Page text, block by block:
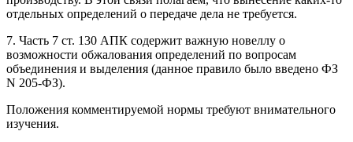
отдельных определений о передаче дела не требуется.
7. Часть 7 ст. 130 АПК содержит важную новеллу о
возможности обжалования определений по вопросам
объединения и выделения (данное правило было введено ФЗ
N 205-ФЗ).
Положения комментируемой нормы требуют внимательного
изучения.